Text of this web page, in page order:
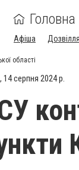
Головна
Афіша Дозвілля
області
14 серпня 2024 р.